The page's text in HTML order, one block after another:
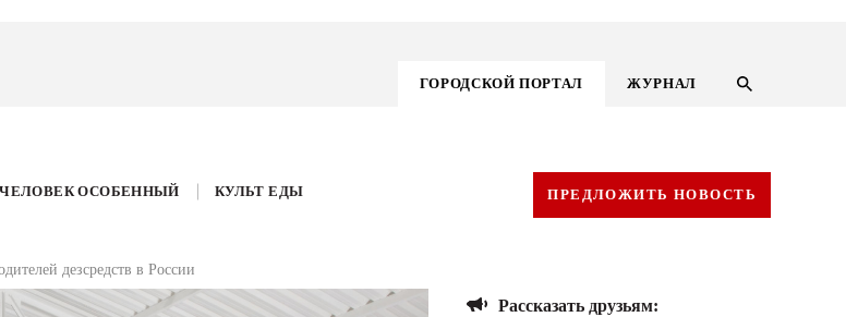
ГОРОДСКОЙ ПОРТАЛ ЖУРНАЛ
ЧЕЛОВЕК ОСОБЕННЫЙ КУЛЬТ ЕДЫ ПРЕДЛОЖИТЬ НОВОСТЬ
дезсредств в России
Рассказать друзьям: